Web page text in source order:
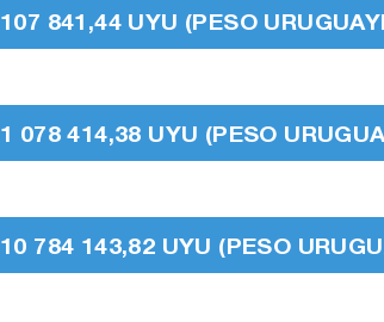
107 841,44 UYU (PESO
1 078 414,38 UYU (PESO
10 784 143,82 UYU (PESO